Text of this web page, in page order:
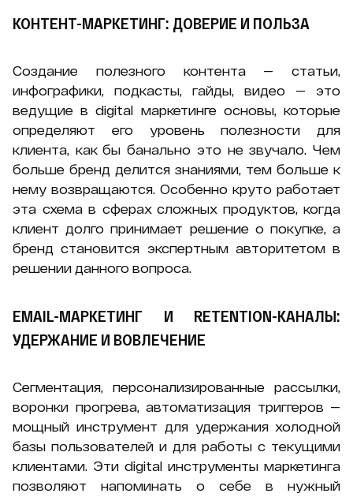
КОНТЕНТ-МАРКЕТИНГ: ДОВЕРИЕ И ПОЛЬЗА
Создание полезного контента — статьи,
инфографики, подкасты, гайды, видео — это
ведущие в digital маркетинге основы, которые
определяют его уровень полезности для
клиента, как бы банально это не звучало. Чем
больше бренд делится знаниями, тем больше к
нему возвращаются. Особенно круто работает
эта схема в сферах сложных продуктов, когда
клиент долго принимает решение о покупке, а
бренд становится экспертным авторитетом в
решении данного вопроса.
EMAIL-МАРКЕТИНГ И RETENTION-КАНАЛЫ:
УДЕРЖАНИЕ И ВОВЛЕЧЕНИЕ
Сегментация, персонализированные рассылки,
воронки прогрева, автоматизация триггеров —
мощный инструмент для удержания холодной
базы пользователей и для работы с текущими
клиентами. Эти digital инструменты маркетинга
позволяют напоминать о себе в нужный